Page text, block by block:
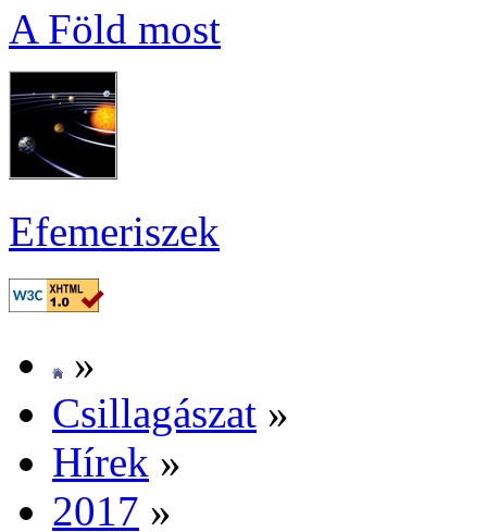
A Föld most
Efe­me­ri­szek
»
Csil­la­gá­szat »
Hí­rek »
2017 »